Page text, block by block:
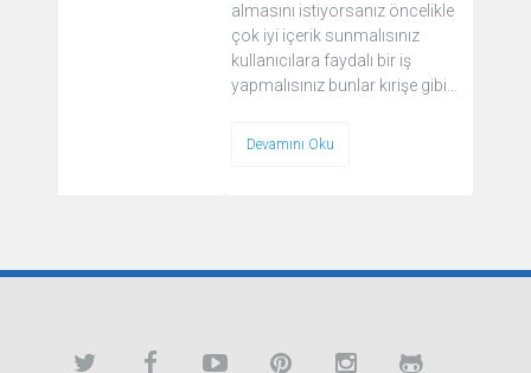
almasını istiyorsanız öncelikle
çok iyi içerik sunmalısınız
kullanıcılara faydalı bir iş
yapmalısınız bunlar kırişe gibi…
Devamını Oku